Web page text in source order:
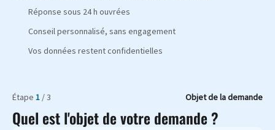
Réponse sous 24 h ouvrées
Conseil personnalisé, sans engagement
Vos données restent confidentielles
Étape 1 / 3 Objet de la demande
Quel est l'objet de votre demande ?